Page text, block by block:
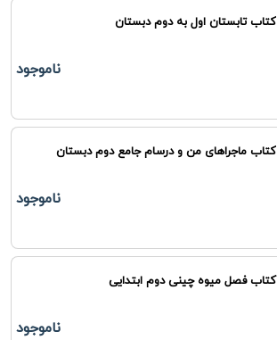
کتاب تابستان اول به دوم دبستان
ناموجود
کتاب ماجراهای من و درسام جامع دوم دبستان
ناموجود
کتاب فصل میوه چینی دوم ابتدایی
ناموجود